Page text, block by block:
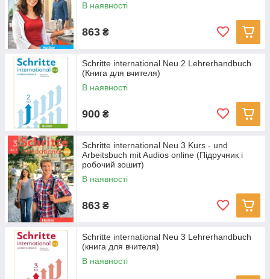
В наявності
863 ₴
Schritte international Neu 2 Lehrerhandbuch
(Книга для вчителя)
В наявності
900 ₴
Schritte international Neu 3 Kurs - und
Arbeitsbuch mit Audios online (Підручник і
робочий зошит)
В наявності
863 ₴
Schritte international Neu 3 Lehrerhandbuch
(книга для вчителя)
В наявності